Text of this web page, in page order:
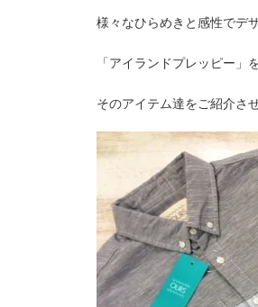
様々なひらめきと感性でデ
「アイランドプレッピー」
そのアイテム達をご紹介さ